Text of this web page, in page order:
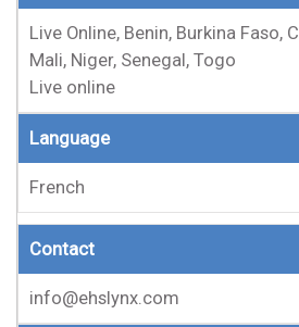
Live Online, Benin, Burkina Faso,
Mali, Niger, Senegal, Togo
Live online
Language
French
Contact
info@ehslynx.com